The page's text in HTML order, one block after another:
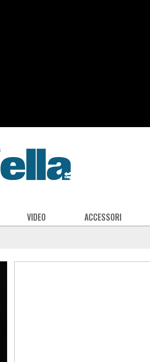
VIDEO ACCESSORI